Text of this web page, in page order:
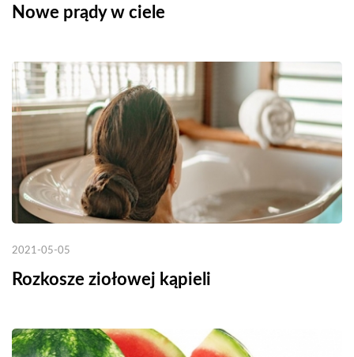
Nowe prądy w ciele
2021-05-05
Rozkosze ziołowej kąpieli